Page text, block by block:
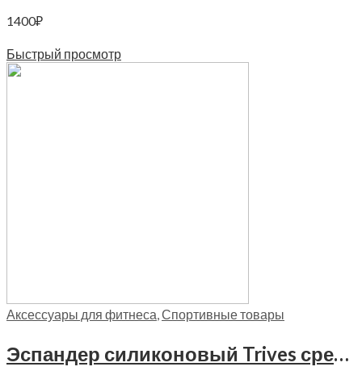
1400₽
Быстрый просмотр
Аксессуары для фитнеса,Спортивные товары
Эспандер силиконовый Trives средняя нагрузка, М 303